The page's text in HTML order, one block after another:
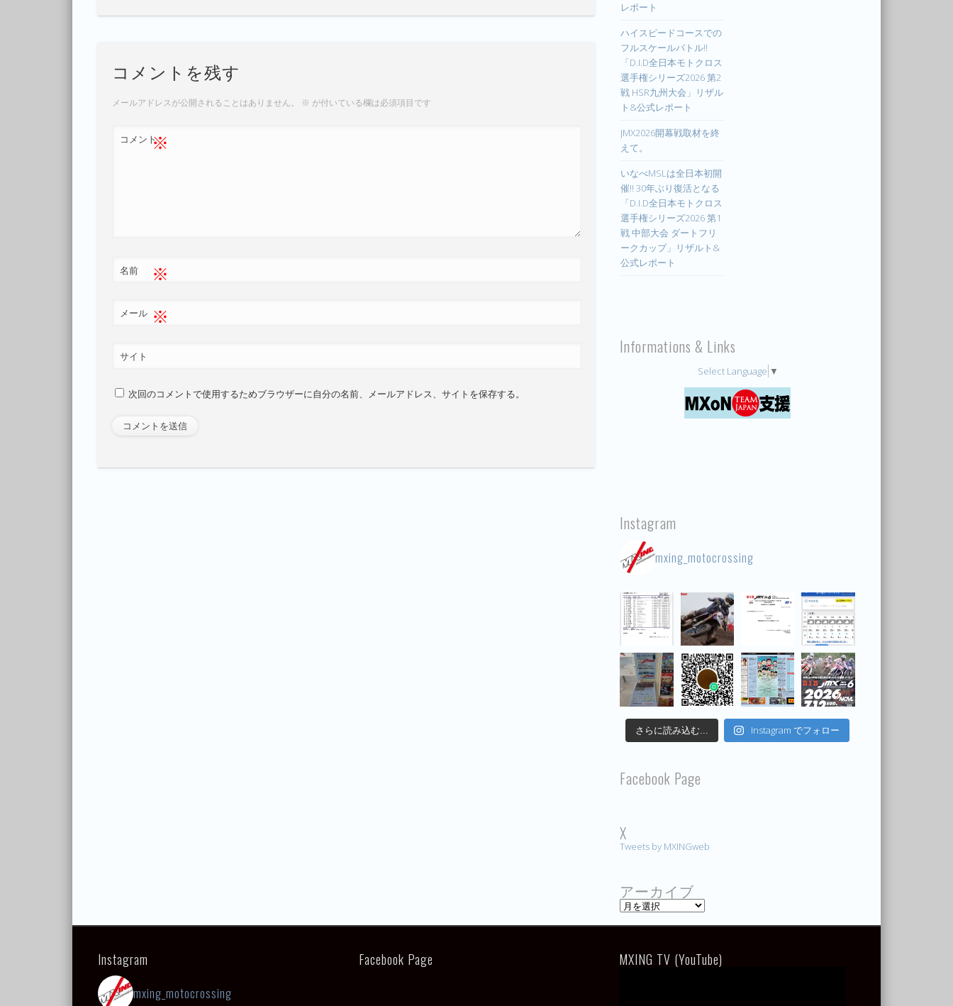
コメントを残す
メールアドレスが公開されることはありません。 ※ が付いている欄は必須項目です
コメント※
名前 ※
メール ※
サイト
次回のコメントで使用するためブラウザーに自分の名前、メールアドレス、サイトを保存する。
レポート
ハイスピードコースでの
フルスケールバトル!!
「D.I.D全日本モトクロス
選手権シリーズ2026 第2
戦 HSR九州大会」リザル
ト&公式レポート
JMX2026開幕戦取材を終
えて。
いなべMSLは全日本初開
催!! 30年ぶり復活となる
「D.I.D全日本モトクロス
選手権シリーズ2026 第1
戦 中部大会 ダートフリ
ークカップ」リザルト&
公式レポート
Informations & Links
Select Language ▼
Instagram
mxing_motocrossing
さらに読み込む... Instagram でフォロー
Facebook Page
X
Tweets by MXINGweb
アーカイブ
ア
ー
カ
Instagram
mxing_motocrossing
Facebook Page MXING TV (YouTube)